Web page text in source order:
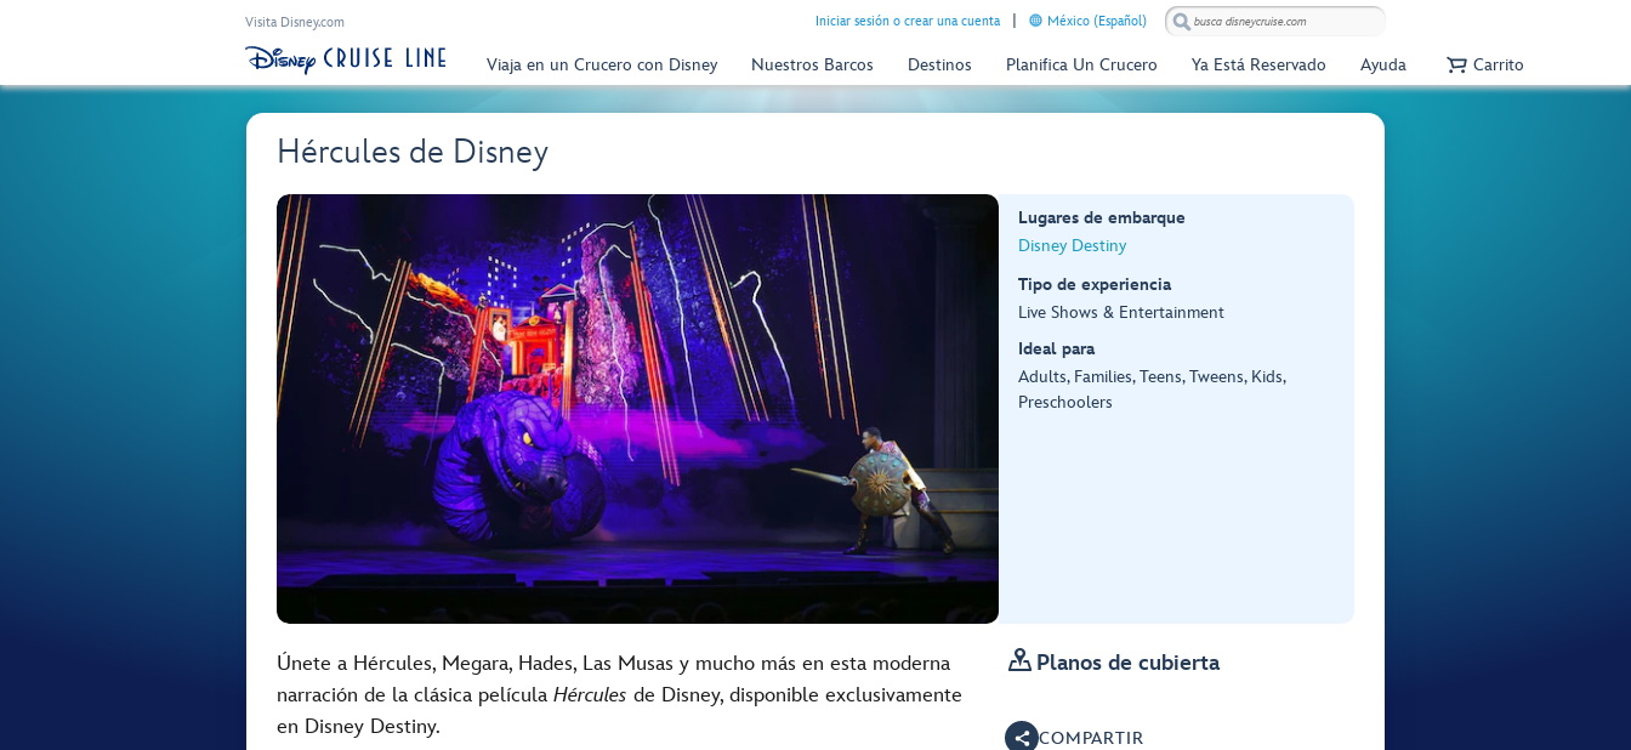
Visita Disney.com Iniciar sesión o crear una cuenta México (Español)
Viaja en un Crucero con Disney Nuestros Barcos Destinos Planifica Un Crucero Ya Está Reservado Ayuda Carrito
Hércules de Disney
Lugares de embarque
Disney Destiny
Tipo de experiencia
Live Shows & Entertainment
Ideal para
Adults, Families, Teens, Tweens, Kids,
Preschoolers
Únete a Hércules, Megara, Hades, Las Musas y mucho más en esta moderna
narración de la clásica película Hércules de Disney, disponible exclusivamente
en Disney Destiny.
 Planos de cubierta
COMPARTIR